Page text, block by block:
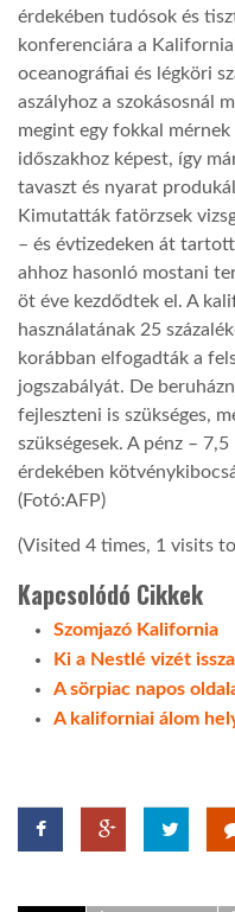
érdekében tudósok és
konferenciára a
oceanográfiai és légköri
aszályhoz a szokásosnál
megint egy fokkal
időszakhoz képest, így
tavaszt és nyarat
Kimutatták fatörzsek
– és évtizedeken át
ahhoz hasonló mostani
öt éve kezdődtek el. A
használatának 25
korábban elfogadták a
jogszabályát. De
fejleszteni is szükséges,
szükségesek. A pénz –
érdekében
(Fotó:AFP)
(Visited 4 times, 1 visits
Kapcsolódó Cikkek
Szomjazó Kalifornia
Ki a Nestlé vizét
A sörpiac napos
A kaliforniai álom